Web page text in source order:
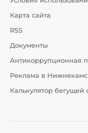
Карта сайта
RSS
Документы
Антикоррупционная
Реклама в
Калькулятор бегущей